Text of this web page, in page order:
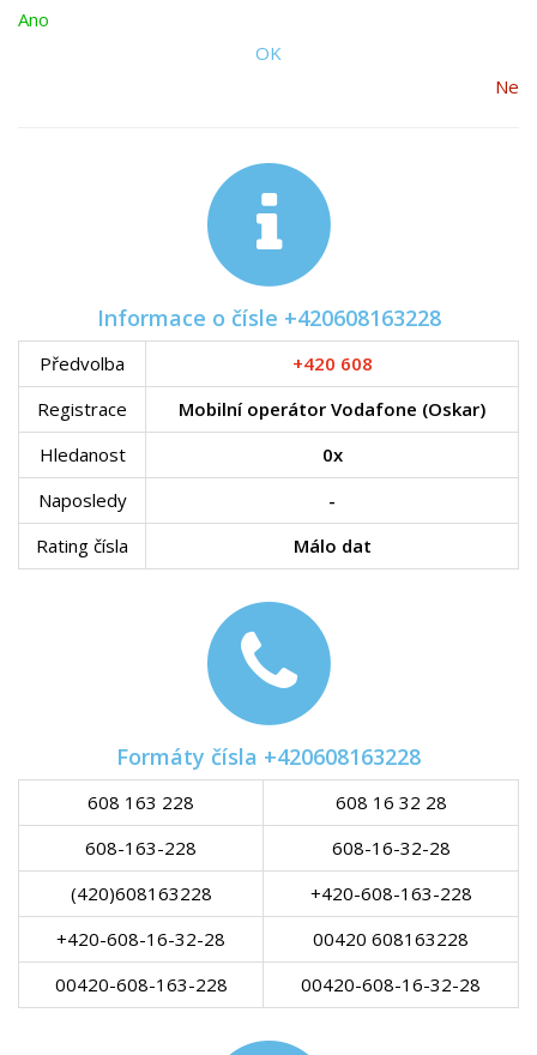
Ano
OK
Ne
Informace o čísle +420608163228
Předvolba
+420 608
Registrace
Mobilní operátor Vodafone (Oskar)
Hledanost
0x
Naposledy
-
Rating čísla
Málo dat
Formáty čísla +420608163228
608 163 228
608 16 32 28
608-163-228
608-16-32-28
(420)608163228
+420-608-163-228
+420-608-16-32-28
00420 608163228
00420-608-163-228
00420-608-16-32-28